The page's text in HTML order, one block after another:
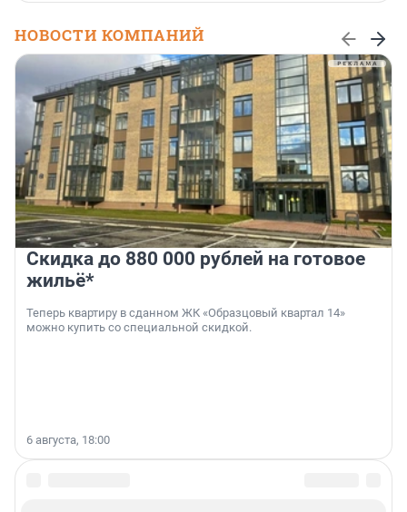
НОВОСТИ КОМПАНИЙ
Скидка до 880 000 рублей на готовое
жильё*
Теперь квартиру в сданном ЖК «Образцовый квартал 14»
можно купить со специальной скидкой.
6 августа, 18:00